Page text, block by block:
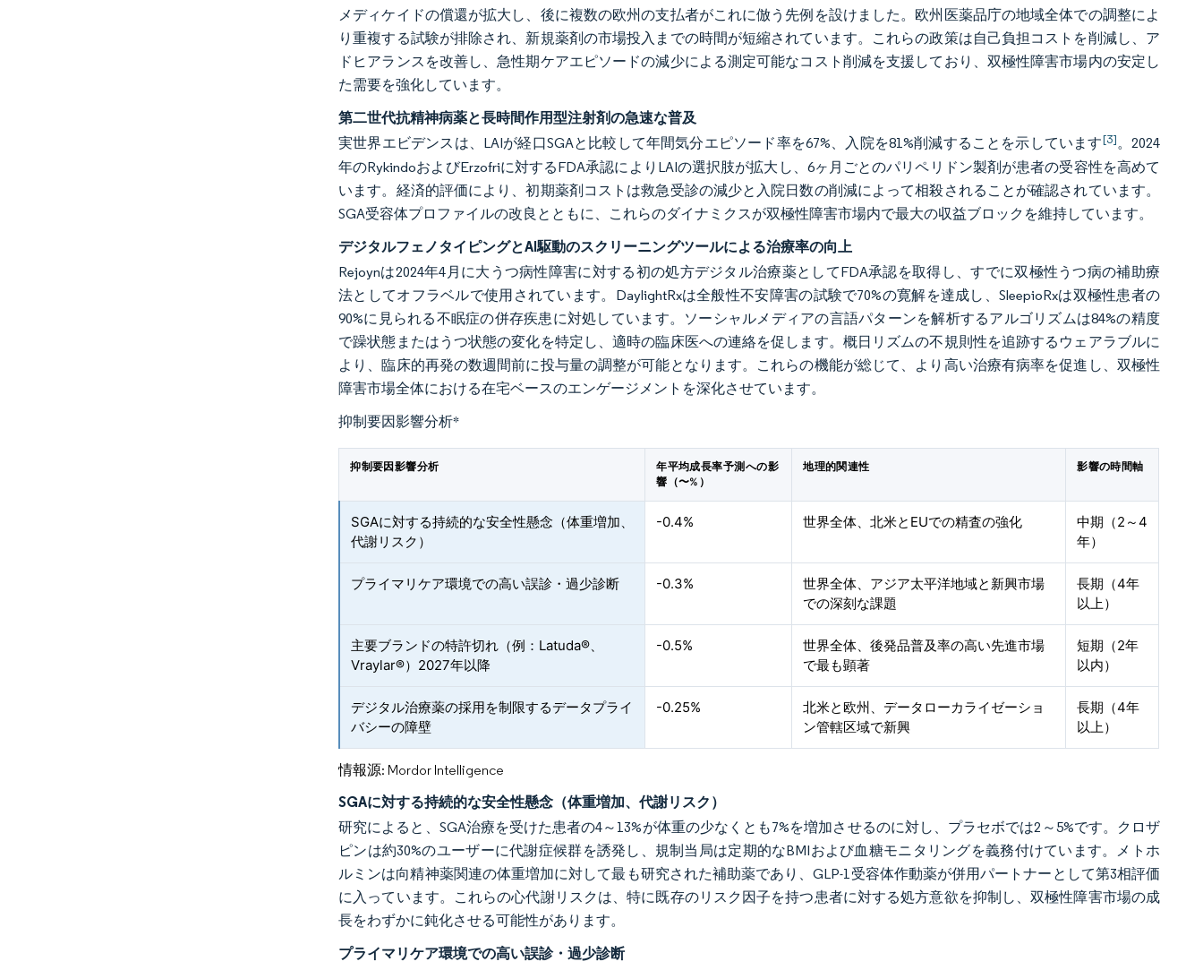
メディケイドの償還が拡大し、後に複数の欧州の支払者がこれに倣う先例を設けました。欧州医薬品庁の地域全体での調整によ
り重複する試験が排除され、新規薬剤の市場投入までの時間が短縮されています。これらの政策は自己負担コストを削減し、ア
ドヒアランスを改善し、急性期ケアエピソードの減少による測定可能なコスト削減を支援しており、双極性障害市場内の安定し
た需要を強化しています。
第二世代抗精神病薬と長時間作用型注射剤の急速な普及
実世界エビデンスは、LAIが経口SGAと比較して年間気分エピソード率を67%、入院を81%削減することを示しています[3]。2024
年のRykindoおよびErzofriに対するFDA承認によりLAIの選択肢が拡大し、6ヶ月ごとのパリペリドン製剤が患者の受容性を高めて
います。経済的評価により、初期薬剤コストは救急受診の減少と入院日数の削減によって相殺されることが確認されています。
SGA受容体プロファイルの改良とともに、これらのダイナミクスが双極性障害市場内で最大の収益ブロックを維持しています。
デジタルフェノタイピングとAI駆動のスクリーニングツールによる治療率の向上
Rejoynは2024年4月に大うつ病性障害に対する初の処方デジタル治療薬としてFDA承認を取得し、すでに双極性うつ病の補助療
法としてオフラベルで使用されています。DaylightRxは全般性不安障害の試験で70%の寛解を達成し、SleepioRxは双極性患者の
90%に見られる不眠症の併存疾患に対処しています。ソーシャルメディアの言語パターンを解析するアルゴリズムは84%の精度
で躁状態またはうつ状態の変化を特定し、適時の臨床医への連絡を促します。概日リズムの不規則性を追跡するウェアラブルに
より、臨床的再発の数週間前に投与量の調整が可能となります。これらの機能が総じて、より高い治療有病率を促進し、双極性
障害市場全体における在宅ベースのエンゲージメントを深化させています。
抑制要因影響分析*
抑制要因影響分析
年平均成長率予測への影
響（〜%）
地理的関連性 影響の時間軸
SGAに対する持続的な安全性懸念（体重増加、
代謝リスク）
-0.4% 世界全体、北米とEUでの精査の強化
中期（2～4
年）
プライマリケア環境での高い誤診・過少診断 -0.3%
世界全体、アジア太平洋地域と新興市場
での深刻な課題
長期（4年
以上）
主要ブランドの特許切れ（例：Latuda®、
Vraylar®）2027年以降
-0.5%
世界全体、後発品普及率の高い先進市場
で最も顕著
短期（2年
以内）
デジタル治療薬の採用を制限するデータプライ
バシーの障壁
-0.25%
北米と欧州、データローカライゼーショ
ン管轄区域で新興
長期（4年
以上）
情報源: Mordor Intelligence
SGAに対する持続的な安全性懸念（体重増加、代謝リスク）
研究によると、SGA治療を受けた患者の4～13%が体重の少なくとも7%を増加させるのに対し、プラセボでは2～5%です。クロザ
ピンは約30%のユーザーに代謝症候群を誘発し、規制当局は定期的なBMIおよび血糖モニタリングを義務付けています。メトホ
ルミンは向精神薬関連の体重増加に対して最も研究された補助薬であり、GLP-1受容体作動薬が併用パートナーとして第3相評価
に入っています。これらの心代謝リスクは、特に既存のリスク因子を持つ患者に対する処方意欲を抑制し、双極性障害市場の成
長をわずかに鈍化させる可能性があります。
プライマリケア環境での高い誤診・過少診断